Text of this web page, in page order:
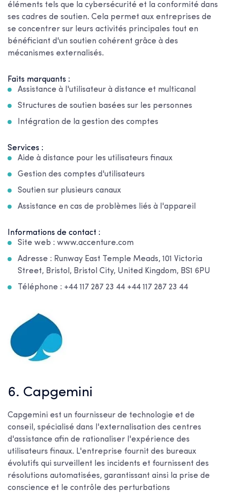
éléments tels que la cybersécurité et la conformité dans
ses cadres de soutien. Cela permet aux entreprises de
se concentrer sur leurs activités principales tout en
bénéficiant d'un soutien cohérent grâce à des
mécanismes externalisés.
Faits marquants :
Assistance à l'utilisateur à distance et multicanal
Structures de soutien basées sur les personnes
Intégration de la gestion des comptes
Services :
Aide à distance pour les utilisateurs finaux
Gestion des comptes d'utilisateurs
Soutien sur plusieurs canaux
Assistance en cas de problèmes liés à l'appareil
Informations de contact :
Site web : www.accenture.com
Adresse : Runway East Temple Meads, 101 Victoria
Street, Bristol, Bristol City, United Kingdom, BS1 6PU
Téléphone : +44 117 287 23 44 +44 117 287 23 44
6. Capgemini
Capgemini est un fournisseur de technologie et de
conseil, spécialisé dans l'externalisation des centres
d'assistance afin de rationaliser l'expérience des
utilisateurs finaux. L'entreprise fournit des bureaux
évolutifs qui surveillent les incidents et fournissent des
résolutions automatisées, garantissant ainsi la prise de
conscience et le contrôle des perturbations